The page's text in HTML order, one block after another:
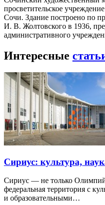
просветительское
Сочи. Здание построено по
И. В. Жолтовского в 1936,
административного
Интересные
Сириус: культура,
Сириус — не только
федеральная территория с
и образовательными…